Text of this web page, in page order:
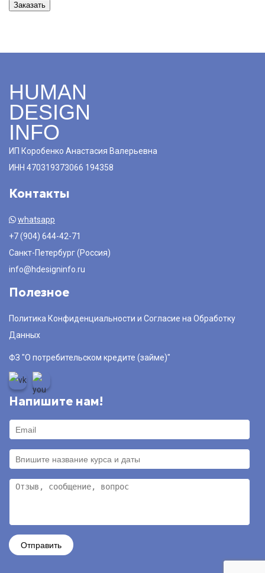
Заказать
HUMAN
DESIGN
INFO
ИП Коробенко Анастасия Валерьевна
ИНН 470319373066 194358
Контакты
whatsapp
+7 (904) 644-42-71
Санкт-Петербург (Россия)
info@hdesigninfo.ru
Полезное
Политика Конфиденциальности и Согласие на Обработку
Данных
ФЗ "О потребительском кредите (займе)"
Напишите нам!